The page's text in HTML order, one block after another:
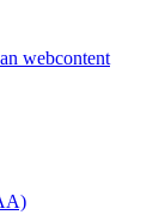
webcontent